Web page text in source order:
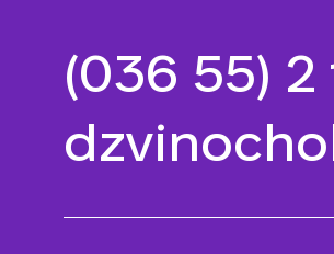
(036 55) 2